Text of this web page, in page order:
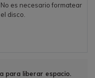
No es necesario formatear
el disco.
para liberar espacio.